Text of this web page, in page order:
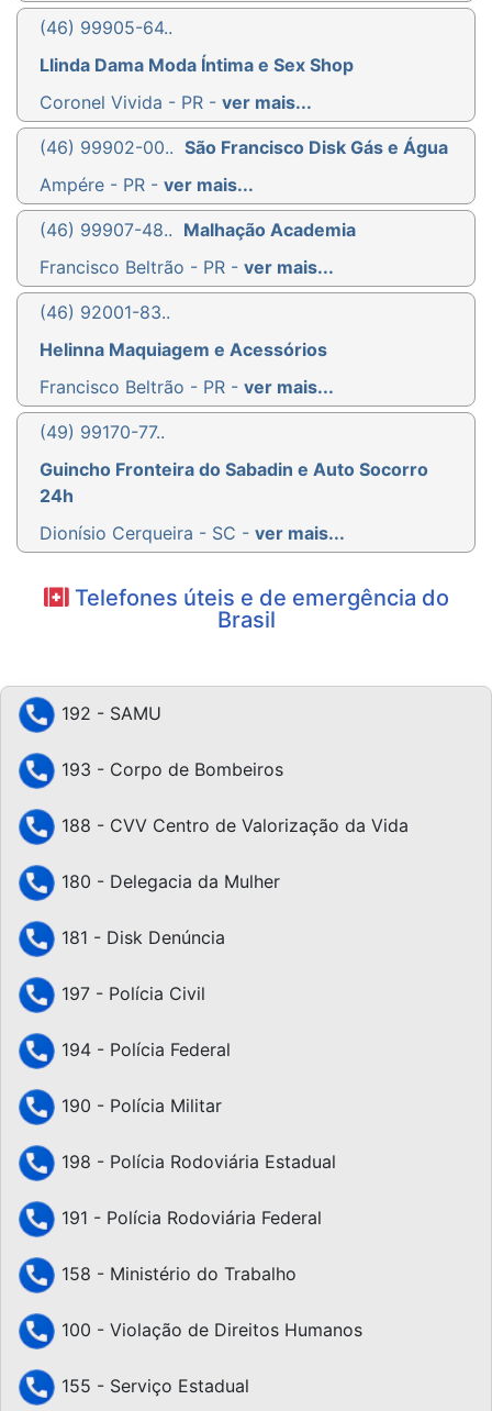
(46) 99905-64..
Llinda Dama Moda Íntima e Sex Shop
Coronel Vivida - PR - ver mais...
(46) 99902-00.. São Francisco Disk Gás e Água
Ampére - PR - ver mais...
(46) 99907-48.. Malhação Academia
Francisco Beltrão - PR - ver mais...
(46) 92001-83..
Helinna Maquiagem e Acessórios
Francisco Beltrão - PR - ver mais...
(49) 99170-77..
Guincho Fronteira do Sabadin e Auto Socorro
24h
Dionísio Cerqueira - SC - ver mais...
Telefones úteis e de emergência do
Brasil
192 - SAMU
193 - Corpo de Bombeiros
188 - CVV Centro de Valorização da Vida
180 - Delegacia da Mulher
181 - Disk Denúncia
197 - Polícia Civil
194 - Polícia Federal
190 - Polícia Militar
198 - Polícia Rodoviária Estadual
191 - Polícia Rodoviária Federal
158 - Ministério do Trabalho
100 - Violação de Direitos Humanos
155 - Serviço Estadual